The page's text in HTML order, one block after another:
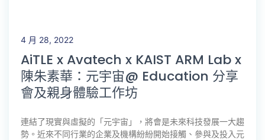
4 月 28, 2022
AiTLE x Avatech x KAIST ARM Lab x
陳朱素華：元宇宙@ Education 分享
會及親身體驗工作坊
連結了現實與虛擬的「元宇宙」，將會是未來科技發展一大趨
勢。近來不同行業的企業及機構紛紛開始接觸、參與及投入元